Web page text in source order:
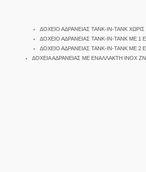
ΔΟΧΕΙΟ ΑΔΡΑΝΕΙΑΣ TANK-IN-TANK
ΔΟΧΕΙΟ ΑΔΡΑΝΕΙΑΣ TANK-IN-TANK ΜΕ 1
ΔΟΧΕΙΟ ΑΔΡΑΝΕΙΑΣ TANK-IN-TANK ΜΕ 2
ΔΟΧΕΙΑ ΑΔΡΑΝΕΙΑΣ ΜΕ ΕΝΑΛΛΑΚΤΗ INOX